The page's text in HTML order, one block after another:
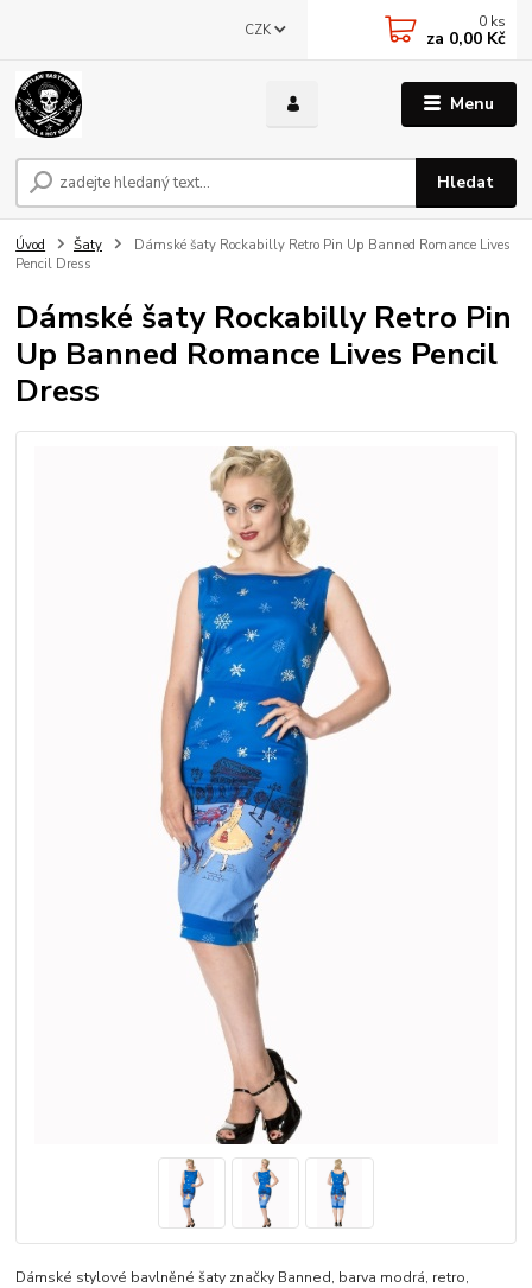
Menu
CZK
Hledat
0 ks
za 0,00 Kč
Úvod Šaty
Dámské šaty Rockabilly Retro Pin Up Banned Romance Lives
Pencil Dress
Dámské šaty Rockabilly Retro Pin
Up Banned Romance Lives Pencil
Dress
Dámské stylové bavlněné šaty značky Banned, barva modrá, retro,